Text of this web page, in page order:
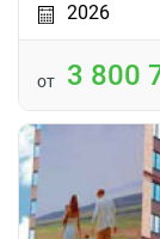
2026
от 3 800